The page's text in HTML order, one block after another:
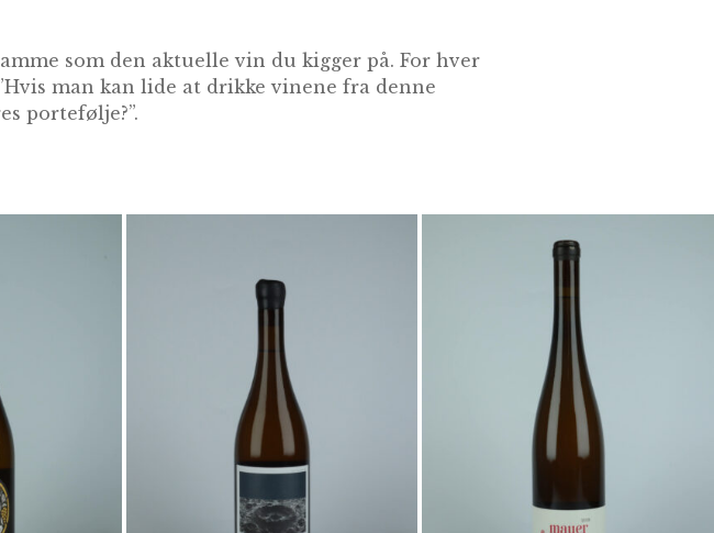
som den aktuelle vin du kigger på. For hver
man kan lide at drikke vinene fra denne
portefølje?”.